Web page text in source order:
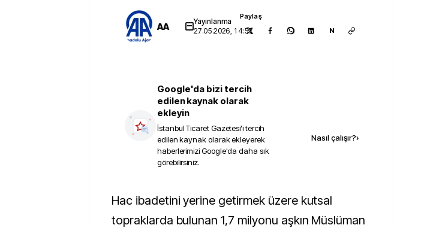
AA
Yayınlanma
27.05.2026, 14:57
Paylaş
N
Google'da bizi tercih
edilen kaynak olarak
ekleyin
İstanbul Ticaret Gazetesi'i tercih
edilen kaynak olarak ekleyerek
haberlerimizi Google'da daha sık
görebilirsiniz.
Nasıl çalışır?›
Hac ibadetini yerine getirmek üzere kutsal
topraklarda bulunan 1,7 milyonu aşkın Müslüman